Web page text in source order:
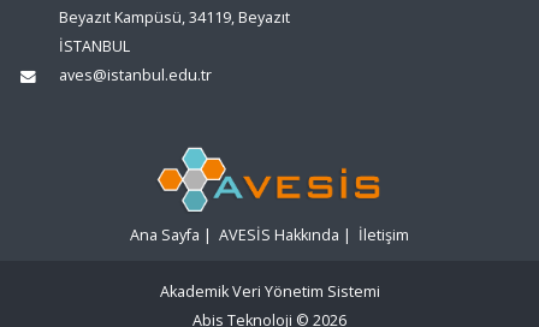
Beyazıt Kampüsü, 34119, Beyazıt
İSTANBUL
aves@istanbul.edu.tr
Ana Sayfa | AVESİS Hakkında | İletişim
Akademik Veri Yönetim Sistemi
Abis Teknoloji © 2026